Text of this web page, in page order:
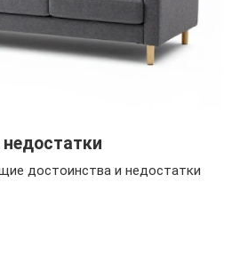
достоинства и недостатки